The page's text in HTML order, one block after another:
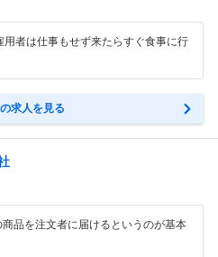
者は仕事もせず来たらすぐ食事に行
求人を見る
品を注文者に届けるというのが基本